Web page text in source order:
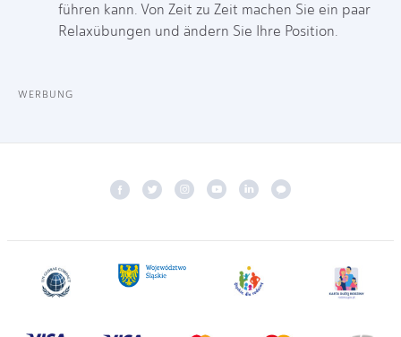
führen kann. Von Zeit zu Zeit machen Sie ein paar
Relaxübungen und ändern Sie Ihre Position.
WERBUNG